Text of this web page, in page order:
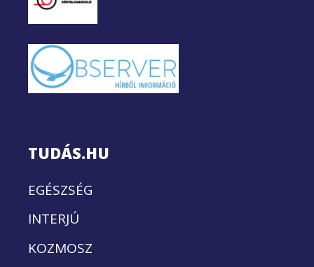
TUDÁS.HU
EGÉSZSÉG
INTERJÚ
KOZMOSZ